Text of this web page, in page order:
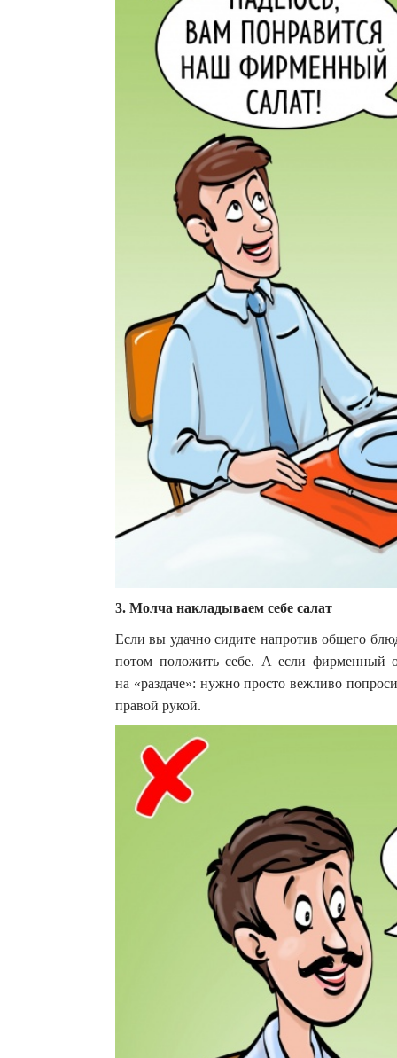
3. Молча накладываем себе салат
Если вы удачно сидите напротив общего
потом положить себе. А если фирменный
на «раздаче»: нужно просто вежливо
правой рукой.